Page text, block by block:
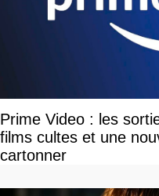
Prime Video : les
films cultes et une
cartonner